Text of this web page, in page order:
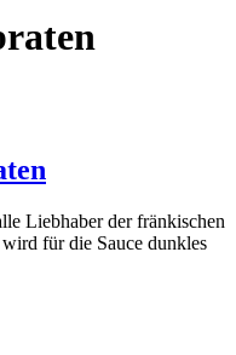
Liebhaber der fränkischen
für die Sauce dunkles